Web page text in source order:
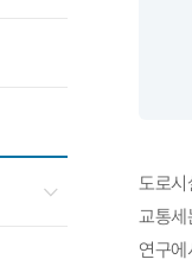
도로
교통
연구